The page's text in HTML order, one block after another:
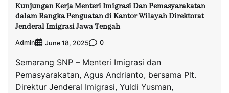
Kunjungan Kerja Menteri Imigrasi Dan Pemasyarakatan
dalam Rangka Penguatan di Kantor Wilayah Direktorat
Jenderal Imigrasi Jawa Tengah
Admin June 18, 2025 0
Semarang SNP – Menteri Imigrasi dan
Pemasyarakatan, Agus Andrianto, bersama Plt.
Direktur Jenderal Imigrasi, Yuldi Yusman,